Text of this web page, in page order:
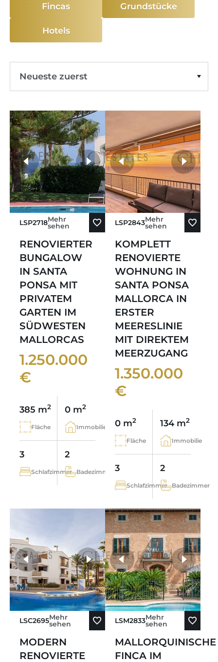
Fincas Grundstücke
Hotels
Neueste zuerst
Preis Absteigend
Älteste zuerst
Neueste zuerst
LSP2718Mehr
sehen
RENOVIERTER
BUNGALOW
IN SANTA
PONSA MIT
PRIVATEM
GARTEN IM
SÜDWESTEN
MALLORCAS
1.250.000
€
385 m2
Fläche
0 m2
Immobilie
3
Schlafzimmer
2
Badezimmer
weitere Fotos
LSP2843Mehr
sehen
KOMPLETT
RENOVIERTE
WOHNUNG IN
SANTA PONSA
MALLORCA IN
ERSTER
MEERESLINIE
MIT DIREKTEM
MEERZUGANG
1.350.000
€
0 m2
Fläche
134 m2
Immobilie
3
Schlafzimmer
2
Badezimmer
LSC2695Mehr
sehen
MODERN
RENOVIERTE
weitere Fotos
LSM2833Mehr
sehen
MALLORQUINISCHE
FINCA IM